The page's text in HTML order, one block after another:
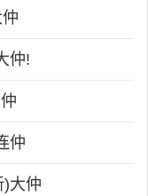
仲!
仲
大仲